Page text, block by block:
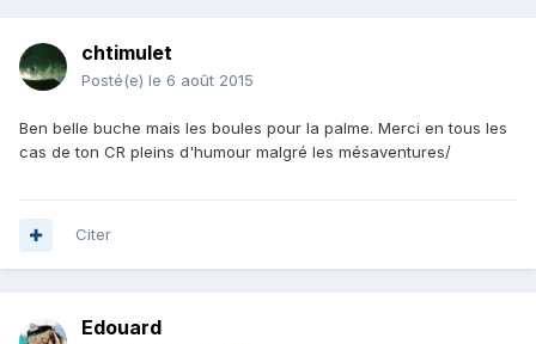
chtimulet
Posté(e) le 6 août 2015
Ben belle buche mais les boules pour la palme. Merci en tous les
cas de ton CR pleins d'humour malgré les mésaventures/
Citer
Edouard